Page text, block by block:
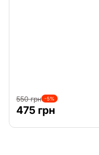
550 грн -5%
475 грн